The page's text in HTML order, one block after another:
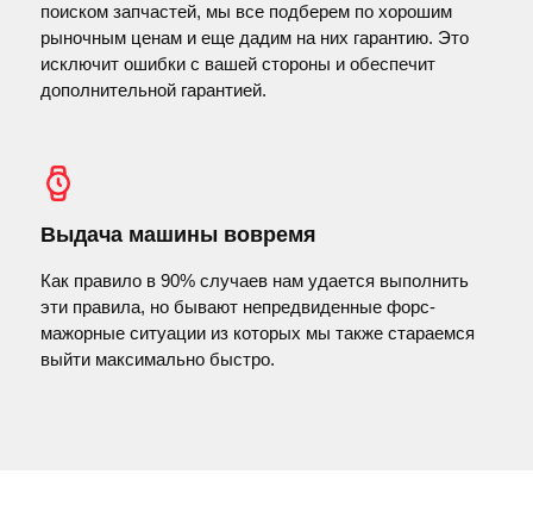
поиском запчастей, мы все подберем по хорошим
рыночным ценам и еще дадим на них гарантию. Это
исключит ошибки с вашей стороны и обеспечит
дополнительной гарантией.
Выдача машины вовремя
Как правило в 90% случаев нам удается выполнить
эти правила, но бывают непредвиденные форс-
мажорные ситуации из которых мы также стараемся
выйти максимально быстро.